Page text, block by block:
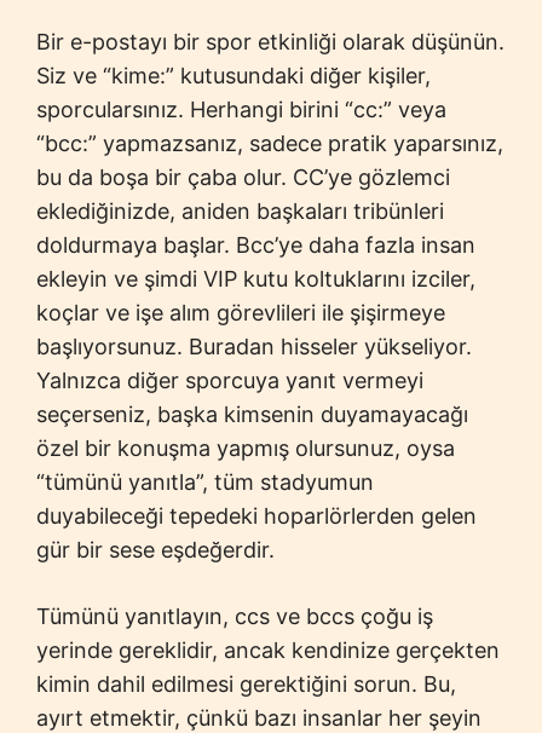
Bir e-postayı bir spor etkinliği olarak düşünün.
Siz ve “kime:” kutusundaki diğer kişiler,
sporcularsınız. Herhangi birini “cc:” veya
“bcc:” yapmazsanız, sadece pratik yaparsınız,
bu da boşa bir çaba olur. CC’ye gözlemci
eklediğinizde, aniden başkaları tribünleri
doldurmaya başlar. Bcc’ye daha fazla insan
ekleyin ve şimdi VIP kutu koltuklarını izciler,
koçlar ve işe alım görevlileri ile şişirmeye
başlıyorsunuz. Buradan hisseler yükseliyor.
Yalnızca diğer sporcuya yanıt vermeyi
seçerseniz, başka kimsenin duyamayacağı
özel bir konuşma yapmış olursunuz, oysa
“tümünü yanıtla”, tüm stadyumun
duyabileceği tepedeki hoparlörlerden gelen
gür bir sese eşdeğerdir.
Tümünü yanıtlayın, ccs ve bccs çoğu iş
yerinde gereklidir, ancak kendinize gerçekten
kimin dahil edilmesi gerektiğini sorun. Bu,
ayırt etmektir, çünkü bazı insanlar her şeyin